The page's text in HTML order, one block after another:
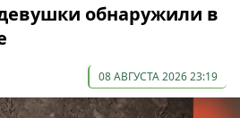
обнаружили в
08 АВГУСТА 2026 23:19